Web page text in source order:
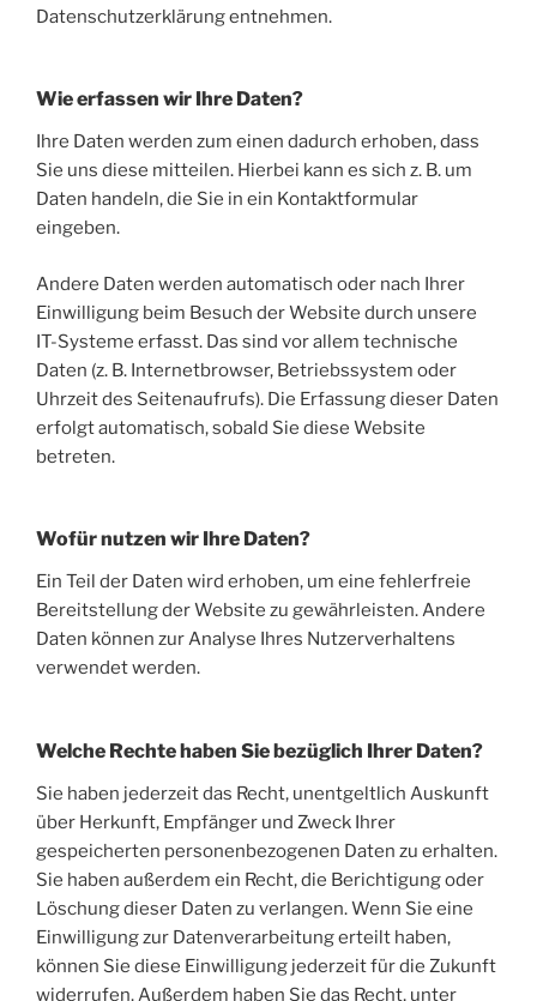
Datenschutzerklärung entnehmen.
Wie erfassen wir Ihre Daten?
Ihre Daten werden zum einen dadurch erhoben, dass
Sie uns diese mitteilen. Hierbei kann es sich z. B. um
Daten handeln, die Sie in ein Kontaktformular
eingeben.
Andere Daten werden automatisch oder nach Ihrer
Einwilligung beim Besuch der Website durch unsere
IT-Systeme erfasst. Das sind vor allem technische
Daten (z. B. Internetbrowser, Betriebssystem oder
Uhrzeit des Seitenaufrufs). Die Erfassung dieser Daten
erfolgt automatisch, sobald Sie diese Website
betreten.
Wofür nutzen wir Ihre Daten?
Ein Teil der Daten wird erhoben, um eine fehlerfreie
Bereitstellung der Website zu gewährleisten. Andere
Daten können zur Analyse Ihres Nutzerverhaltens
verwendet werden.
Welche Rechte haben Sie bezüglich Ihrer Daten?
Sie haben jederzeit das Recht, unentgeltlich Auskunft
über Herkunft, Empfänger und Zweck Ihrer
gespeicherten personenbezogenen Daten zu erhalten.
Sie haben außerdem ein Recht, die Berichtigung oder
Löschung dieser Daten zu verlangen. Wenn Sie eine
Einwilligung zur Datenverarbeitung erteilt haben,
können Sie diese Einwilligung jederzeit für die Zukunft
widerrufen. Außerdem haben Sie das Recht, unter